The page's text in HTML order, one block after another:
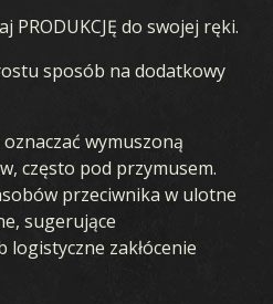
PRODUKCJĘ do swojej ręki.
sposób na dodatkowy
oznaczać wymuszoną
często pod przymusem.
przeciwnika w ulotne
sugerujące
logistyczne zakłócenie